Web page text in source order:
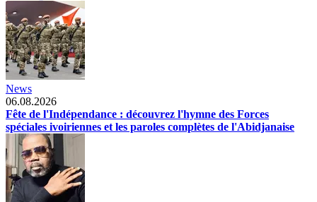
News
06.08.2026
Fête de l'Indépendance : découvrez l'hymne des Forces
spéciales ivoiriennes et les paroles complètes de l'Abidjanaise